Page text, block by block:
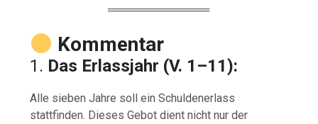
═════════════
Kommentar
1. Das Erlassjahr (V. 1–11):
Alle sieben Jahre soll ein Schuldenerlass
stattfinden. Dieses Gebot dient nicht nur der